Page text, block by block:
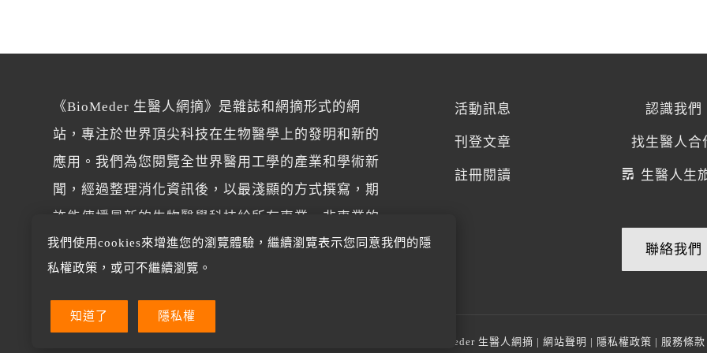
我們使用cookies來增進您的瀏覽體驗，繼續瀏覽表示您同意我們的隱
私權政策，或可不繼續瀏覽。
知道了 隱私權
《BioMeder 生醫人網摘》是雜誌和網摘形式的網
站，專注於世界頂尖科技在生物醫學上的發明和新的
應用。我們為您閱覽全世界醫用工學的產業和學術新
聞，經過整理消化資訊後，以最淺顯的方式撰寫，期
許能傳播最新的生物醫學科技給所有專業、非專業的
讀者。
活動訊息
刊登文章
註冊閱讀
認識我們
找生醫人合
生醫人生
聯絡我們
BioMeder 生醫人網摘 | 網站聲明 | 隱私權政策 | 服務條款